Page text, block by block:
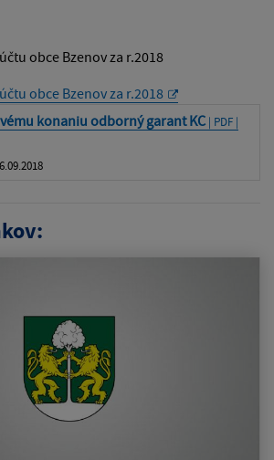
obce Bzenov za r.2018
obce Bzenov za r.2018
konaniu odborný garant KC | PDF |